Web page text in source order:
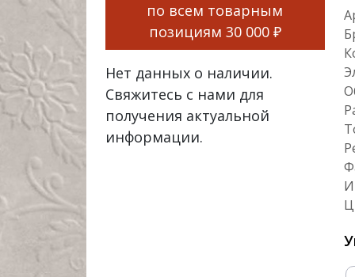
по всем товарным
позициям 30 000 ₽
Нет данных о наличии.
Свяжитесь с нами для
получения актуальной
информации.